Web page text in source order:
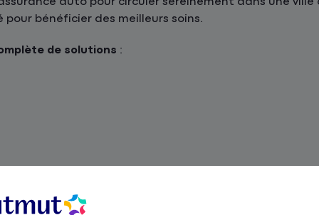
bénéficier des meilleurs soins.
de solutions :
personnalisé !